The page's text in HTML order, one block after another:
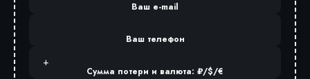
Ваш e-mail
Ваш телефон
Сумма потери и валюта: ₽/$/€